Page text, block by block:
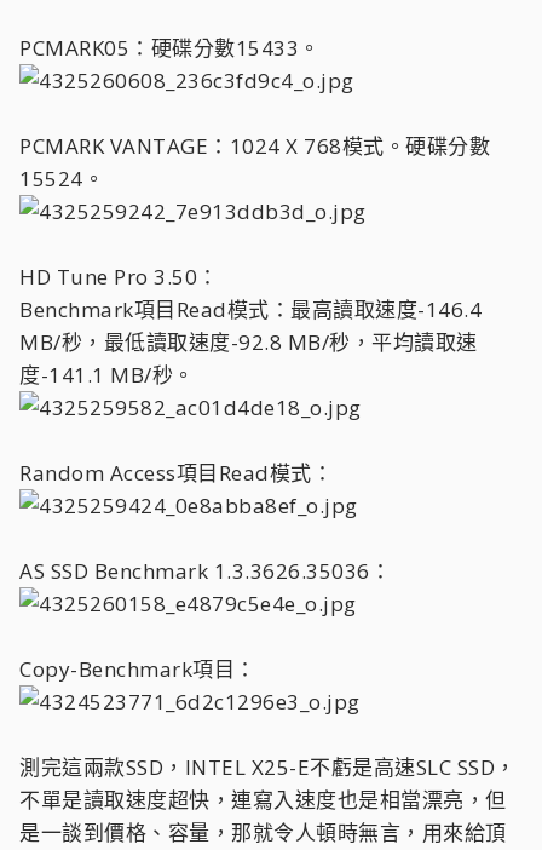
PCMARK05：硬碟分數15433。
PCMARK VANTAGE：1024 X 768模式。硬碟分數
15524。
HD Tune Pro 3.50：
Benchmark項目Read模式：最高讀取速度-146.4
MB/秒，最低讀取速度-92.8 MB/秒，平均讀取速
度-141.1 MB/秒。
Random Access項目Read模式：
AS SSD Benchmark 1.3.3626.35036：
Copy-Benchmark項目：
測完這兩款SSD，INTEL X25-E不虧是高速SLC SSD，
不單是讀取速度超快，連寫入速度也是相當漂亮，但
是一談到價格、容量，那就令人頓時無言，用來給頂